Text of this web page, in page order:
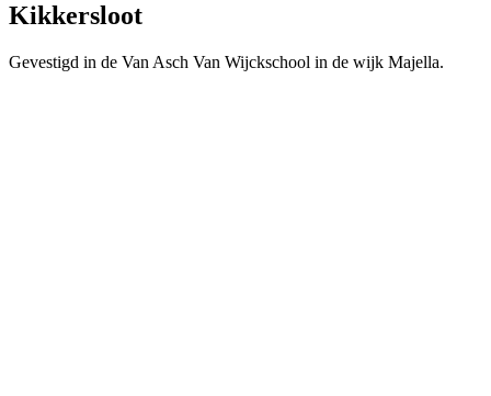
Kikkersloot
Gevestigd in de Van Asch Van Wijckschool in de wijk Majella.